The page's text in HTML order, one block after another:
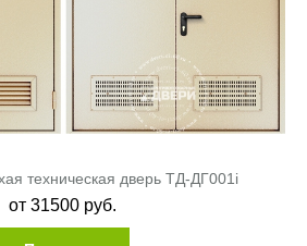
техническая дверь ТД-ДГ001i
от31500 руб.